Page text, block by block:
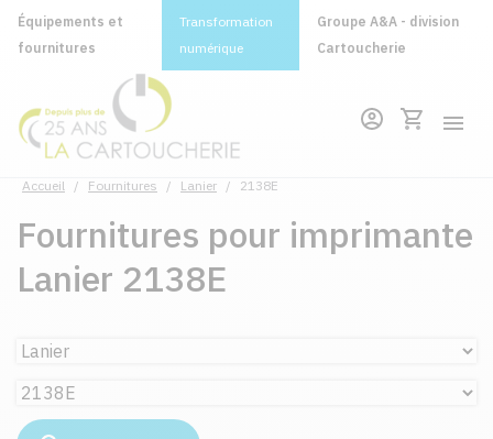
Équipements et
fournitures
Transformation
numérique
Groupe A&A - division
Cartoucherie
Accueil / Fournitures / Lanier / 2138E
Fournitures pour imprimante
Lanier 2138E